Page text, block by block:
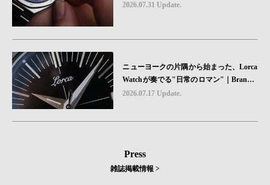
2026.07.31 Update.
ニューヨークの片隅から始まった、Lorca
Watchが奏でる"日常のロマン"｜Brand P
icks #08
2026.07.17 Update.
Press
雑誌掲載情報 >